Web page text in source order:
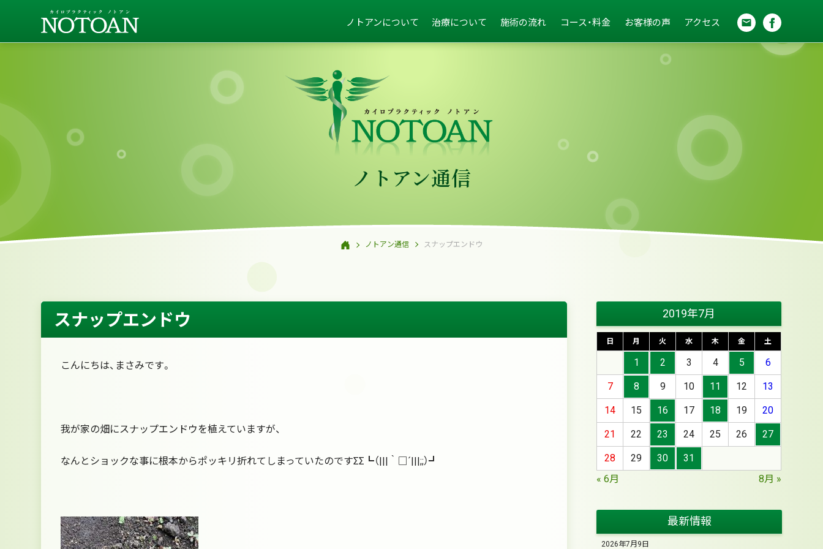
ノトアンについて 治療について 施術の流れ コース・料金 お客様の声 アクセス
ノトアン通信
ノトアン通信 スナップエンドウ
スナップエンドウ
こんにちは、まさみです。
我が家の畑にスナップエンドウを植えていますが、
なんとショックな事に根本からポッキリ折れてしまっていたのですΣΣ┗（|||｀□´|||;;）┛
2019年7月
日 月 火 水 木 金 土
1 2 3 4 5 6
7 8 9 10 11 12 13
14 15 16 17 18 19 20
21 22 23 24 25 26 27
28 29 30
31
« 6月
8月 »
最新情報
2026年7月9日